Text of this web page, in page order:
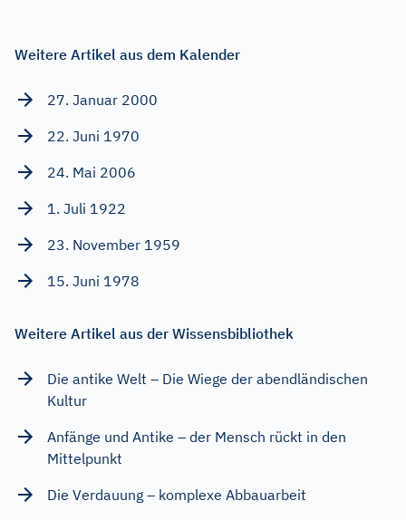
Weitere Artikel aus dem Kalender
27. Januar 2000
22. Juni 1970
24. Mai 2006
1. Juli 1922
23. November 1959
15. Juni 1978
Weitere Artikel aus der Wissensbibliothek
Die antike Welt – Die Wiege der abendländischen
Kultur
Anfänge und Antike – der Mensch rückt in den
Mittelpunkt
Die Verdauung – komplexe Abbauarbeit